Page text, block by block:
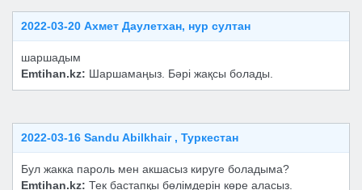
2022-03-20 Ахмет Даулетхан, нур султан
шаршадым
Emtihan.kz: Шаршамаңыз. Бәрі жақсы болады.
2022-03-16 Sandu Abilkhair , Туркестан
Бул жакка пароль мен акшасыз кируге боладыма?
Emtihan.kz: Тек бастапқы бөлімдерін көре аласыз.